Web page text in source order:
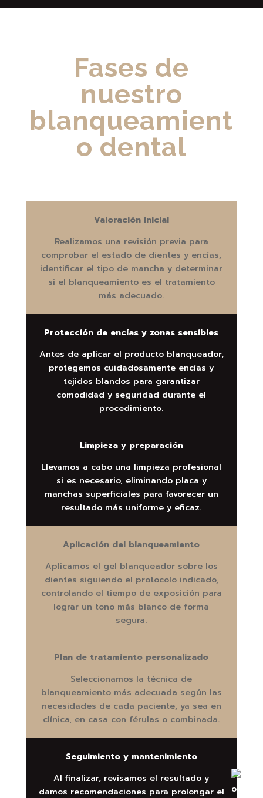
Fases de
nuestro
blanqueamient
o dental
Valoración inicial
Realizamos una revisión previa para
comprobar el estado de dientes y encías,
identificar el tipo de mancha y determinar
si el blanqueamiento es el tratamiento
más adecuado.
Protección de encías y zonas sensibles
Antes de aplicar el producto blanqueador,
protegemos cuidadosamente encías y
tejidos blandos para garantizar
comodidad y seguridad durante el
procedimiento.
Limpieza y preparación
Llevamos a cabo una limpieza profesional
si es necesario, eliminando placa y
manchas superficiales para favorecer un
resultado más uniforme y eficaz.
Aplicación del blanqueamiento
Aplicamos el gel blanqueador sobre los
dientes siguiendo el protocolo indicado,
controlando el tiempo de exposición para
lograr un tono más blanco de forma
segura.
Plan de tratamiento personalizado
Seleccionamos la técnica de
blanqueamiento más adecuada según las
necesidades de cada paciente, ya sea en
clínica, en casa con férulas o combinada.
Seguimiento y mantenimiento
Al finalizar, revisamos el resultado y
damos recomendaciones para prolongar el